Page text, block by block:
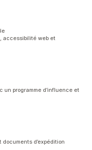
accessibilité web et
un programme d’influence et
d’expédition